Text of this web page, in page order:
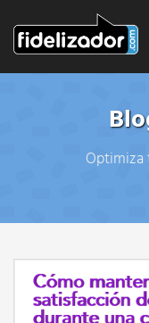
Optimiza